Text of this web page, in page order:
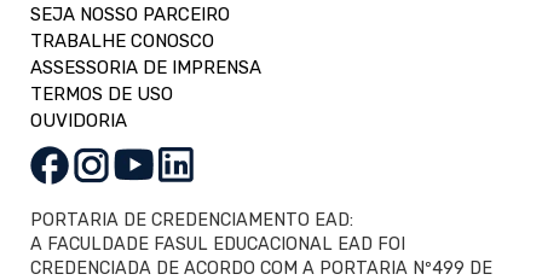
SEJA NOSSO PARCEIRO
TRABALHE CONOSCO
ASSESSORIA DE IMPRENSA
TERMOS DE USO
OUVIDORIA
PORTARIA DE CREDENCIAMENTO EAD:
A FACULDADE FASUL EDUCACIONAL EAD FOI
CREDENCIADA DE ACORDO COM A PORTARIA Nº499 DE